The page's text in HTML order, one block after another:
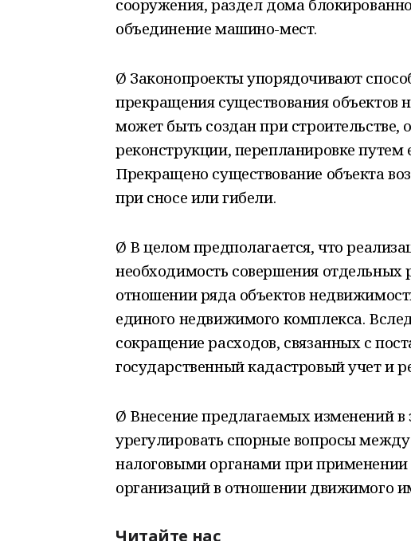
сооружения, раздел дома
объединение машино-мест.
Ø Законопроекты упорядочивают
прекращения существования объектов
может быть создан при строительстве,
реконструкции, перепланировке путем
Прекращено существование объекта
при сносе или гибели.
Ø В целом предполагается, что
необходимость совершения отдельных
отношении ряда объектов
единого недвижимого комплекса.
сокращение расходов, связанных с
государственный кадастровый учет и
Ø Внесение предлагаемых изменений в
урегулировать спорные вопросы
налоговыми органами при
организаций в отношении движимого
Читайте нас